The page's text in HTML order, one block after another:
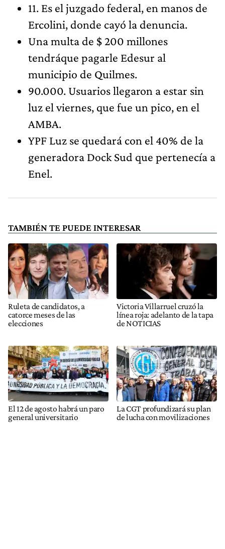
11. Es el juzgado federal, en manos de
Ercolini, donde cayó la denuncia.
Una multa de $ 200 millones
tendráque pagarle Edesur al
municipio de Quilmes.
90.000. Usuarios llegaron a estar sin
luz el viernes, que fue un pico, en el
AMBA.
YPF Luz se quedará con el 40% de la
generadora Dock Sud que pertenecía a
Enel.
TAMBIÉN TE PUEDE INTERESAR
Ruleta de candidatos, a
catorce meses de las
elecciones
Victoria Villarruel cruzó la
línea roja: adelanto de la tapa
de NOTICIAS
El 12 de agosto habrá un paro
general universitario
La CGT profundizará su plan
de lucha con movilizaciones